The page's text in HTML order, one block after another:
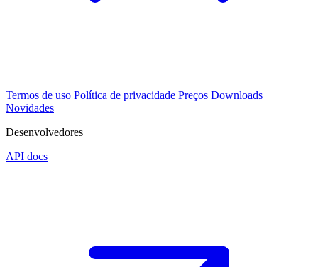
Termos de uso Política de privacidade Preços Downloads
Novidades
Desenvolvedores
API docs